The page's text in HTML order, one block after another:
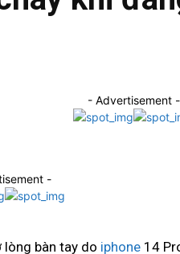
- Advertisement -
-
lòng bàn tay do iphone 14